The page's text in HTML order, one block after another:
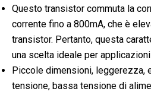
Questo transistor commuta la
corrente fino a 800mA, che è
transistor. Pertanto, questa
una scelta ideale per
Piccole dimensioni, leggerezza,
tensione, bassa tensione di